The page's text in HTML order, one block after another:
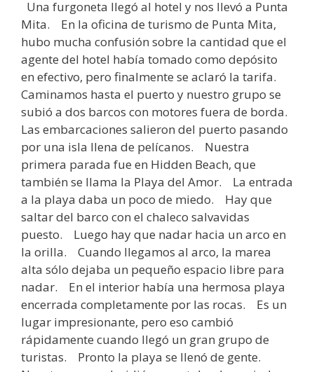
Una furgoneta llegó al hotel y nos llevó a Punta
Mita. En la oficina de turismo de Punta Mita,
hubo mucha confusión sobre la cantidad que el
agente del hotel había tomado como depósito
en efectivo, pero finalmente se aclaró la tarifa.
Caminamos hasta el puerto y nuestro grupo se
subió a dos barcos con motores fuera de borda.
Las embarcaciones salieron del puerto pasando
por una isla llena de pelícanos. Nuestra
primera parada fue en Hidden Beach, que
también se llama la Playa del Amor. La entrada
a la playa daba un poco de miedo. Hay que
saltar del barco con el chaleco salvavidas
puesto. Luego hay que nadar hacia un arco en
la orilla. Cuando llegamos al arco, la marea
alta sólo dejaba un pequeño espacio libre para
nadar. En el interior había una hermosa playa
encerrada completamente por las rocas. Es un
lugar impresionante, pero eso cambió
rápidamente cuando llegó un gran grupo de
turistas. Pronto la playa se llenó de gente.